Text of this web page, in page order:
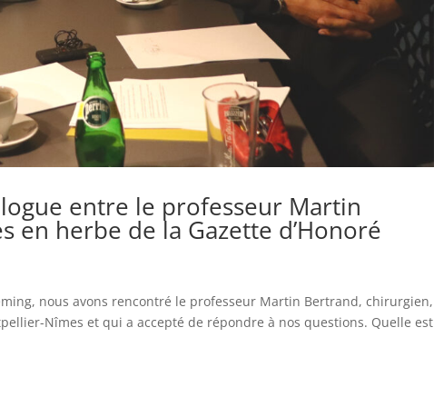
entre le professeur Martin
en herbe de la Gazette d’Honoré
nous avons rencontré le professeur Martin Bertrand, chirurgien,
Nîmes et qui a accepté de répondre à nos questions. Quelle est